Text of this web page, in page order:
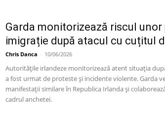
Garda monitorizează riscul
imigrație după atacul cu cuțitul
Chris Danca - 10/06/2026
Autoritățile irlandeze monitorizează atent situația
a fost urmat de proteste și incidente violente. Garda
manifestații similare în Republica Irlanda și
cadrul anchetei.